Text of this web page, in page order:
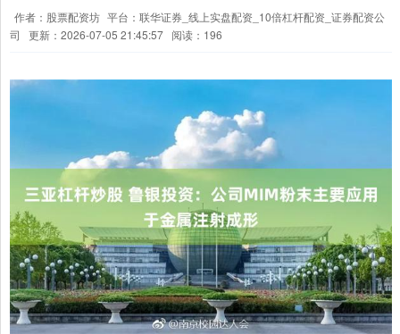
作者：股票配资坊 平台：联华证券_线上实盘配资_10倍杠杆配资_证券配资公
司
更新：2026-07-05 21:45:57 阅读：196